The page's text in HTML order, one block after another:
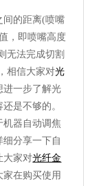
间的距离(喷嘴
，即喷嘴高度
无法完成切割
相信大家对光
进一步了解光
是不够的。
机器自动调焦
分享一下自
大家对光纤金
在购买使用